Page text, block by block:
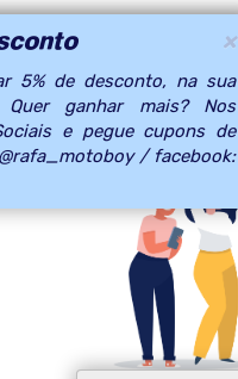
×
WHATSAPP.
no whatsapp. Caso
solicite pelo site ou use
×
5% de desconto, na sua
Quer ganhar mais? Nos
e pegue cupons de
/ facebook: